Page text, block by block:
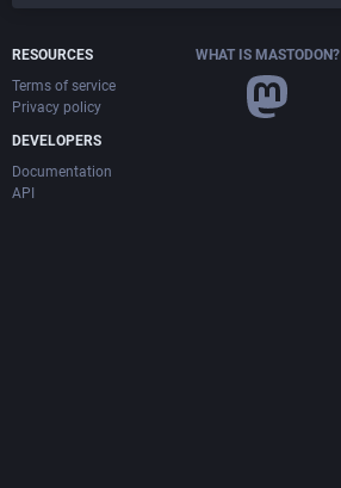
RESOURCES
Terms of service
Privacy policy
DEVELOPERS
Documentation
API
WHAT IS MASTODON?